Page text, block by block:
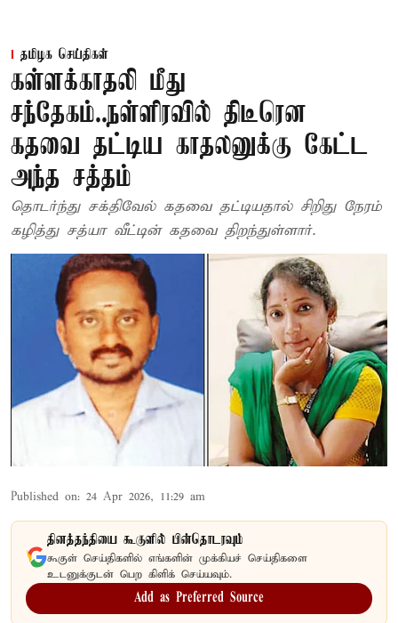
தமிழக செய்திகள்
கள்ளக்காதலி மீது
சந்தேகம்..நள்ளிரவில் திடீரென
கதவை தட்டிய காதலனுக்கு கேட்ட
அந்த சத்தம்
தொடர்ந்து சக்திவேல் கதவை தட்டியதால் சிறிது நேரம்
கழித்து சத்யா வீட்டின் கதவை திறந்துள்ளார்.
Published on: 24 Apr 2026, 11:29 am
தினத்தந்தியை கூகுளில் பின்தொடரவும்
கூகுள் செய்திகளில் எங்களின் முக்கியச் செய்திகளை
உடனுக்குடன் பெற கிளிக் செய்யவும்.
Add as Preferred Source